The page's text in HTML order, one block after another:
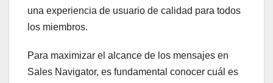
una experiencia de usuario de calidad para todos
los miembros.
Para maximizar el alcance de los mensajes en
Sales Navigator, es fundamental conocer cuál es